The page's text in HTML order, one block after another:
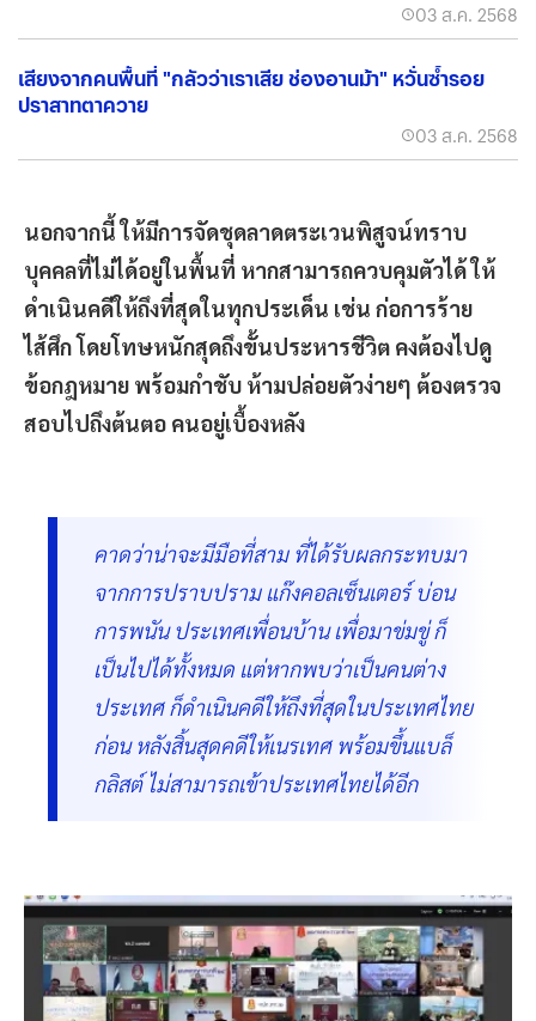
03 ส.ค. 2568
เสียงจากคนพื้นที่ "กลัวว่าเราเสีย ช่องอานม้า" หวั่นซ้ำรอย
ปราสาทตาควาย
03 ส.ค. 2568
นอกจากนี้ ให้มีการจัดชุดลาดตระเวนพิสูจน์ทราบ
บุคคลที่ไม่ได้อยู่ในพื้นที่ หากสามารถควบคุมตัวได้ ให้
ดำเนินคดีให้ถึงที่สุดในทุกประเด็น เช่น ก่อการร้าย
ไส้ศึก โดยโทษหนักสุดถึงขั้นประหารชีวิต คงต้องไปดู
ข้อกฎหมาย พร้อมกำชับ ห้ามปล่อยตัวง่ายๆ ต้องตรวจ
สอบไปถึงต้นตอ คนอยู่เบื้องหลัง
คาดว่าน่าจะมีมือที่สาม ที่ได้รับผลกระทบมา
จากการปราบปราม แก๊งคอลเซ็นเตอร์ บ่อน
การพนัน ประเทศเพื่อนบ้าน เพื่อมาข่มขู่ ก็
เป็นไปได้ทั้งหมด แต่หากพบว่าเป็นคนต่าง
ประเทศ ก็ดำเนินคดีให้ถึงที่สุดในประเทศไทย
ก่อน หลังสิ้นสุดคดีให้เนรเทศ พร้อมขึ้นแบล็
กลิสต์ ไม่สามารถเข้าประเทศไทยได้อีก